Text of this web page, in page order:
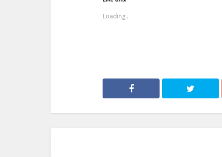
Loading...